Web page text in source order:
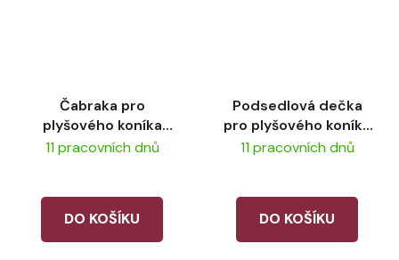
Čabraka pro
plyšového koníka
LeMieux Harlow Coral
11 pracovních dnů
DO KOŠÍKU
Podsedlová dečka
pro plyšového koníka
LeMieux Harlow Coral
11 pracovních dnů
DO KOŠÍKU